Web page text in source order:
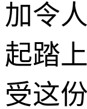
加令
起踏
受这